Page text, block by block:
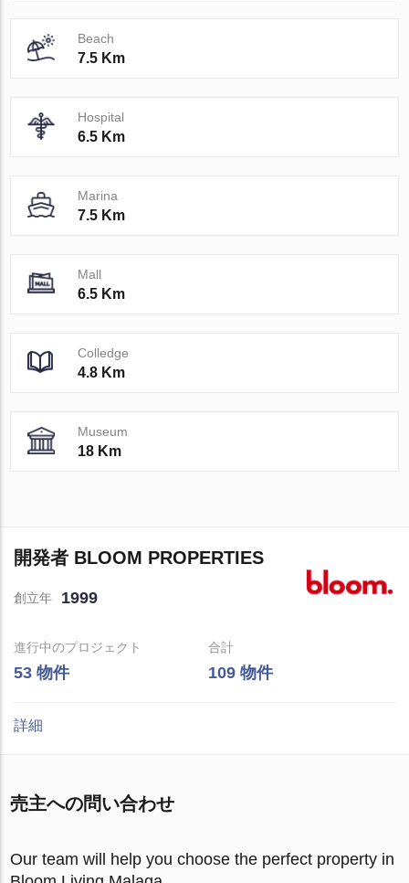
Beach
7.5 Km
Hospital
6.5 Km
Marina
7.5 Km
Mall
6.5 Km
Colledge
4.8 Km
Museum
18 Km
開発者 BLOOM PROPERTIES
創立年 1999
進行中のプロジェクト
53 物件
合計
109 物件
詳細
売主への問い合わせ
Our team will help you choose the perfect property in